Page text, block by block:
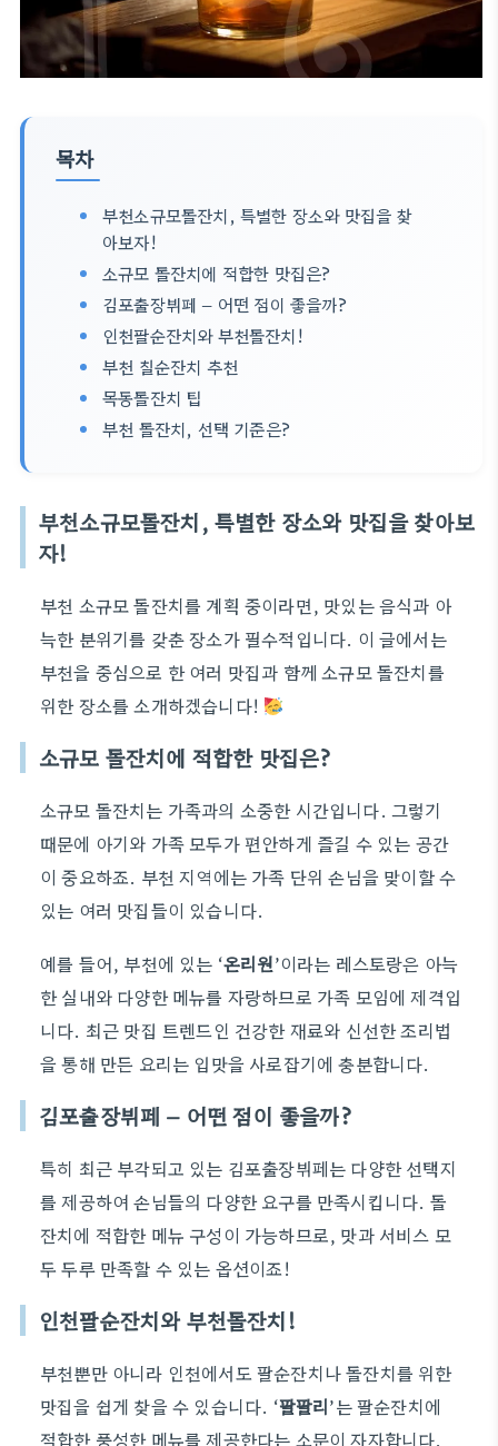
목차
부천소규모돌잔치, 특별한 장소와 맛집을 찾
아보자!
소규모 돌잔치에 적합한 맛집은?
김포출장뷔페 – 어떤 점이 좋을까?
인천팔순잔치와 부천돌잔치!
부천 칠순잔치 추천
목동돌잔치 팁
부천 돌잔치, 선택 기준은?
부천소규모돌잔치, 특별한 장소와 맛집을 찾아보
자!
부천 소규모 돌잔치를 계획 중이라면, 맛있는 음식과 아
늑한 분위기를 갖춘 장소가 필수적입니다. 이 글에서는
부천을 중심으로 한 여러 맛집과 함께 소규모 돌잔치를
위한 장소를 소개하겠습니다!
소규모 돌잔치에 적합한 맛집은?
소규모 돌잔치는 가족과의 소중한 시간입니다. 그렇기
때문에 아기와 가족 모두가 편안하게 즐길 수 있는 공간
이 중요하죠. 부천 지역에는 가족 단위 손님을 맞이할 수
있는 여러 맛집들이 있습니다.
예를 들어, 부천에 있는 ‘온리원’이라는 레스토랑은 아늑
한 실내와 다양한 메뉴를 자랑하므로 가족 모임에 제격입
니다. 최근 맛집 트렌드인 건강한 재료와 신선한 조리법
을 통해 만든 요리는 입맛을 사로잡기에 충분합니다.
김포출장뷔페 – 어떤 점이 좋을까?
특히 최근 부각되고 있는 김포출장뷔페는 다양한 선택지
를 제공하여 손님들의 다양한 요구를 만족시킵니다. 돌
잔치에 적합한 메뉴 구성이 가능하므로, 맛과 서비스 모
두 두루 만족할 수 있는 옵션이죠!
인천팔순잔치와 부천돌잔치!
부천뿐만 아니라 인천에서도 팔순잔치나 돌잔치를 위한
맛집을 쉽게 찾을 수 있습니다. ‘팔팔리’는 팔순잔치에
적합한 풍성한 메뉴를 제공한다는 소문이 자자합니다.